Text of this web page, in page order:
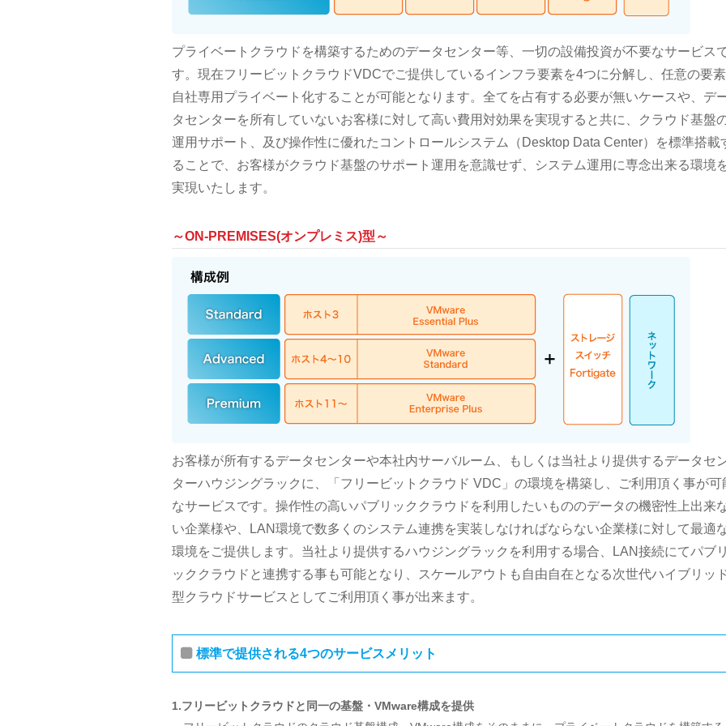
プライベートクラウドを構築するためのデータセンター等、一切の設備投資が不要なサービス
す。現在フリービットクラウドVDCでご提供しているインフラ要素を4つに分解し、任意の要
自社専用プライベート化することが可能となります。全てを占有する必要が無いケースや、デ
タセンターを所有していないお客様に対して高い費用対効果を実現すると共に、クラウド基盤
運用サポート、及び操作性に優れたコントロールシステム（Desktop Data Center）を標準搭載
ることで、お客様がクラウド基盤のサポート運用を意識せず、システム運用に専念出来る環境
実現いたします。
～ON-PREMISES(オンプレミス)型～
お客様が所有するデータセンターや本社内サーバルーム、もしくは当社より提供するデータセ
ターハウジングラックに、「フリービットクラウド VDC」の環境を構築し、ご利用頂く事が可
なサービスです。操作性の高いパブリッククラウドを利用したいもののデータの機密性上出来
い企業様や、LAN環境で数多くのシステム連携を実装しなければならない企業様に対して最適
環境をご提供します。当社より提供するハウジングラックを利用する場合、LAN接続にてパブリ
ッククラウドと連携する事も可能となり、スケールアウトも自由自在となる次世代ハイブリッ
型クラウドサービスとしてご利用頂く事が出来ます。
標準で提供される4つのサービスメリット
1.フリービットクラウドと同一の基盤・VMware構成を提供